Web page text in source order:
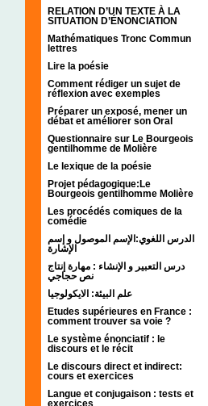
RELATION D’UN TEXTE À LA
SITUATION D’ÉNONCIATION
Mathématiques Tronc Commun
lettres
Lire la poésie
Comment rédiger un sujet de
réflexion avec exemples
Préparer un exposé, mener un
débat et améliorer son Oral
Questionnaire sur Le Bourgeois
gentilhomme de Molière
Le lexique de la poésie
Projet pédagogique:Le
Bourgeois gentilhomme Molière
Les procédés comiques de la
comédie
الدرس اللغوي:الإسم الموصول و إسم
الإشارة
درس التعبير و الإنشاء : مهارة إنتاج
نص حجاجي
علم البيئة: الايكولوجيا
Etudes supérieures en France :
comment trouver sa voie ?
Le système énonciatif : le
discours et le récit
Le discours direct et indirect:
cours et exercices
Langue et conjugaison : tests et
exercices